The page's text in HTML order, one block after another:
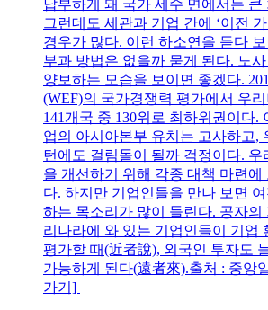
납부하게 돼 국가 세수 면에서는 큰
그런데도 세관과 기업 간에 ‘이전
경우가 많다. 이런 하소연을 듣다
부과 방법은 없을까 묻게 된다. 노
양보하는 모습을 보이면 좋겠다.
(WEF)의 국가경쟁력 평가에서 우
141개국 중 130위로 최하위권이다.
업의 아시아본부 유치는 고사하고,
턴에도 걸림돌이 될까 걱정이다. 우
을 개선하기 위해 각종 대책 마련
다. 하지만 기업인들을 만나 보면
하는 목소리가 많이 들린다. 공자의
리나라에 와 있는 기업인들이 기업
평가할 때(近者說), 외국인 투자도
가능하게 된다(遠者來).출처 : 중앙
가기]